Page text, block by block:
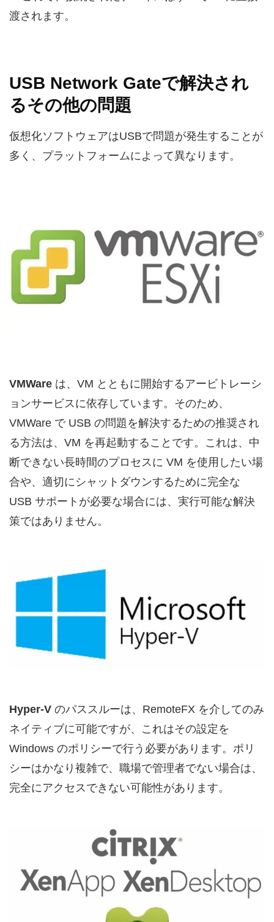
渡されます。
USB Network Gateで解決され
るその他の問題
仮想化ソフトウェアはUSBで問題が発生することが
多く、プラットフォームによって異なります。
VMWare は、VM とともに開始するアービトレーシ
ョンサービスに依存しています。そのため、
VMWare で USB の問題を解決するための推奨され
る方法は、VM を再起動することです。これは、中
断できない長時間のプロセスに VM を使用したい場
合や、適切にシャットダウンするために完全な
USB サポートが必要な場合には、実行可能な解決
策ではありません。
Hyper-V のパススルーは、RemoteFX を介してのみ
ネイティブに可能ですが、これはその設定を
Windows のポリシーで行う必要があります。ポリ
シーはかなり複雑で、職場で管理者でない場合は、
完全にアクセスできない可能性があります。